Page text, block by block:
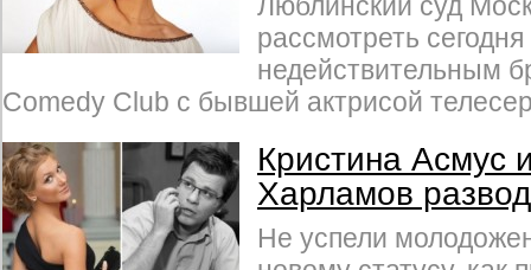
рассмотреть
недействительным
Comedy Club с бывшей актрисой
Кристина Асмус
Харламов
Не успели